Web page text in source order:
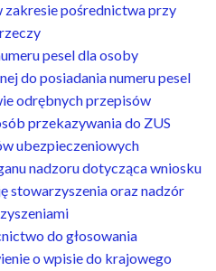
zakresie pośrednictwa przy
pesel dla osoby
do posiadania numeru pesel
odrębnych przepisów
przekazywania do ZUS
ubezpieczeniowych
nadzoru dotycząca wniosku
stowarzyszenia oraz nadzór
do głosowania
o wpisie do krajowego